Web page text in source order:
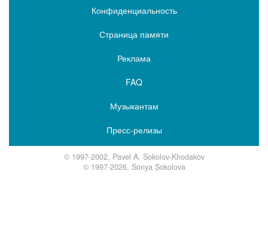
Конфиденциальность
Страница памяти
Реклама
FAQ
Музыкантам
Пресс-релизы
© 1997-2002, Pavel A. Sokolov-Khodakov
© 1997-2026, Sonya Sokolova